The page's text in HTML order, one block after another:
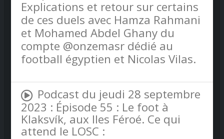
Explications et retour sur certains
de ces duels avec Hamza Rahmani
et Mohamed Abdel Ghany du
compte @onzemasr dédié au
football égyptien et Nicolas Vilas.
Podcast du jeudi 28 septembre
2023 : Épisode 55 : Le foot à
Klaksvík, aux Iles Féroé. Ce qui
attend le LOSC :